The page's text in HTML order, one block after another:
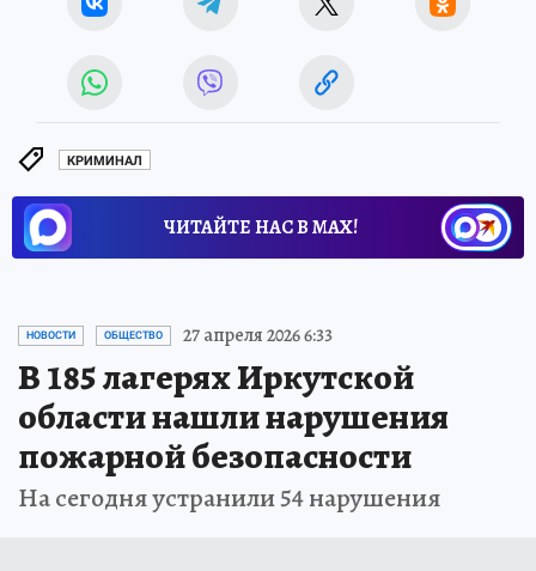
КРИМИНАЛ
ЧИТАЙТЕ НАС В МАХ!
НОВОСТИ ОБЩЕСТВО 27 апреля 2026 6:33
В 185 лагерях Иркутской
области нашли нарушения
пожарной безопасности
На сегодня устранили 54 нарушения